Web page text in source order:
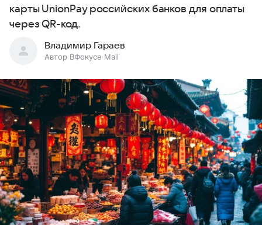
карты UnionPay российских банков для оплаты
через QR-код.
Владимир Гараев
Автор ВФокусе Mail